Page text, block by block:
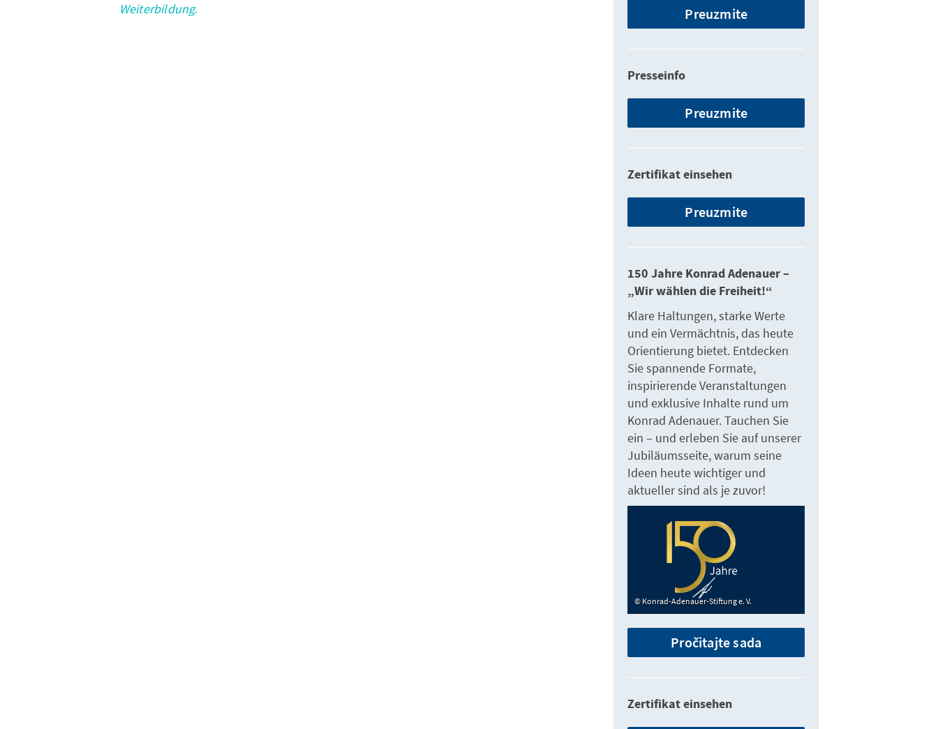
Weiterbildung. Preuzmite
Presseinfo
Preuzmite
Zertifikat einsehen
Preuzmite
150 Jahre Konrad Adenauer –
„Wir wählen die Freiheit!“
Klare Haltungen, starke Werte
und ein Vermächtnis, das heute
Orientierung bietet. Entdecken
Sie spannende Formate,
inspirierende Veranstaltungen
und exklusive Inhalte rund um
Konrad Adenauer. Tauchen Sie
ein – und erleben Sie auf unserer
Jubiläumsseite, warum seine
Ideen heute wichtiger und
aktueller sind als je zuvor!
Konrad-Adenauer-Stiftung e. V.
Pročitajte sada
Zertifikat einsehen